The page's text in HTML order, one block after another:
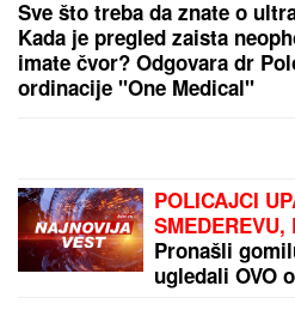
"Toliko želiš da vidimo tvoje
Poznatu glumicu ucenjivali
FOTOGRAFIJAMA, kad ih je
ŠOK
DRAMA U
sleteo sa puta
toku